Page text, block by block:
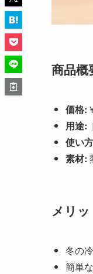
商品概
価格:
用途:
使い
素材:
メリッ
冬の
簡単